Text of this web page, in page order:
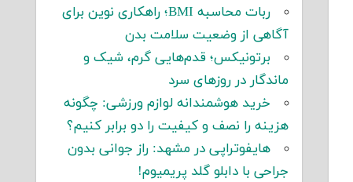
ربات محاسبه BMI؛ راهکاری نوین برای
آگاهی از وضعیت سلامت بدن
برتونیکس؛ قدم‌هایی گرم، شیک و
ماندگار در روزهای سرد
خرید هوشمندانه لوازم ورزشی: چگونه
هزینه را نصف و کیفیت را دو برابر کنیم؟
هایفوتراپی در مشهد: راز جوانی بدون
جراحی با دابلو گلد پریمیوم!